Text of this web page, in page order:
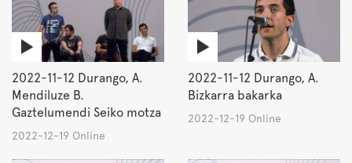
2022-11-12 Durango, A.
Mendiluze B.
Gaztelumendi Seiko motza
2022-12-19 Online
2022-11-12 Durango, A.
Bizkarra bakarka
2022-12-19 Online